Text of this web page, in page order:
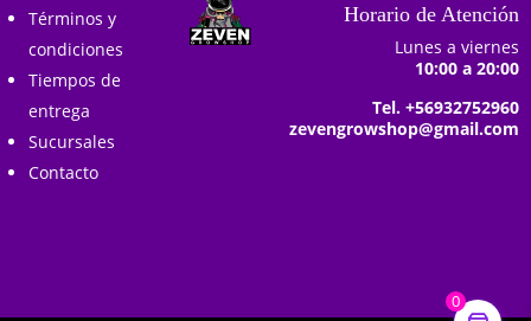
Términos y
condiciones
Tiempos de
entrega
Sucursales
Contacto
Horario de Atención
Lunes a viernes
10:00 a 20:00
Tel. +56932752960
zevengrowshop@gmail.com
0